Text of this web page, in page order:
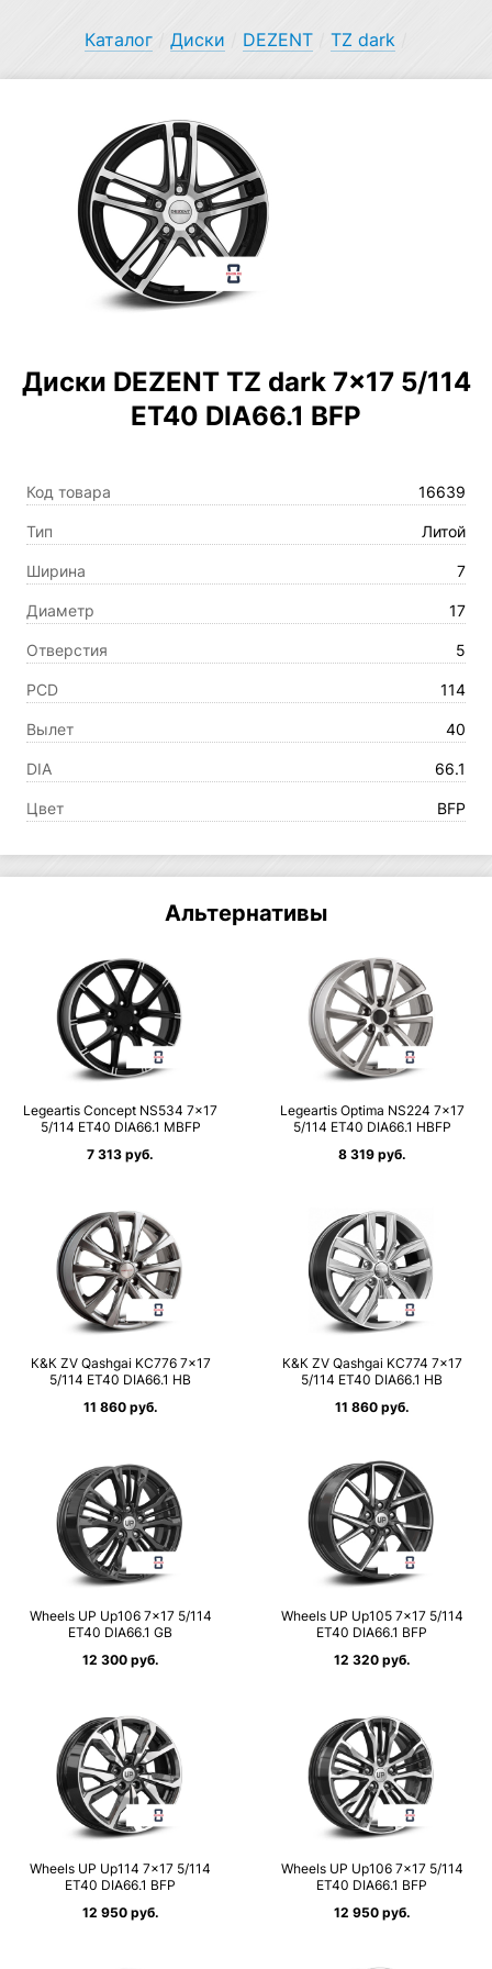
Каталог Диски DEZENT TZ dark
Диски DEZENT TZ dark 7×17 5/114
ET40 DIA66.1 BFP
Код товара 16639
Тип Литой
Ширина 7
Диаметр 17
Отверстия 5
PCD 114
Вылет 40
DIA 66.1
Цвет BFP
Альтернативы
Legeartis Concept NS534 7×17
5/114 ET40 DIA66.1 MBFP
7 313 руб.
Legeartis Optima NS224 7×17
5/114 ET40 DIA66.1 HBFP
8 319 руб.
К&К ZV Qashgai KC776 7×17
5/114 ET40 DIA66.1 HB
11 860 руб.
К&К ZV Qashgai KC774 7×17
5/114 ET40 DIA66.1 HB
11 860 руб.
Wheels UP Up106 7×17 5/114
ET40 DIA66.1 GB
12 300 руб.
Wheels UP Up105 7×17 5/114
ET40 DIA66.1 BFP
12 320 руб.
Wheels UP Up114 7×17 5/114
ET40 DIA66.1 BFP
12 950 руб.
Wheels UP Up106 7×17 5/114
ET40 DIA66.1 BFP
12 950 руб.